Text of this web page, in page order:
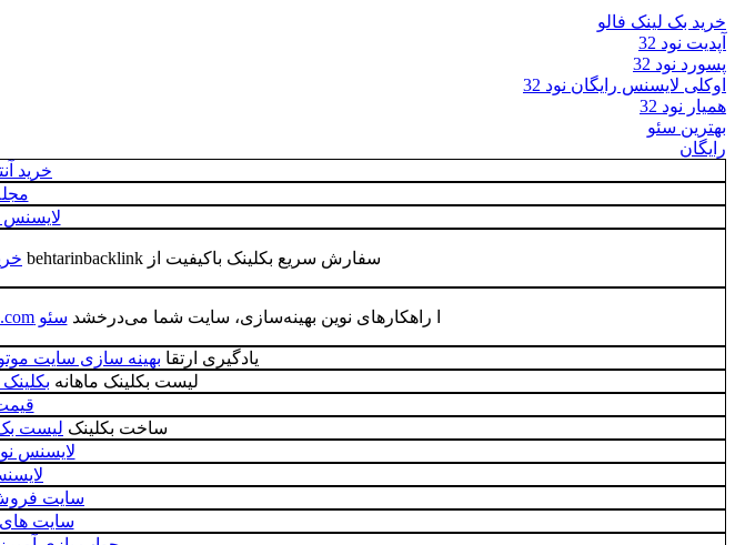
خرید بک لینک فالو
آپدیت نود 32
پسورد نود 32
اوکلی لایسنس رایگان نود 32
همیار نود 32
بهترین سئو
رایگان
خرید
لایسنس
سفارش سریع بکلینک باکیفیت از behtarinbacklink
ا راهکارهای نوین بهینه‌سازی، سایت شما می‌درخشد سئو behtarinseo.com
یادگیری ارتقا بهینه سازی سایت
لیست بکلینک ماهانه
قیمت
ساخت بکلینک لیست
لایسنس نود 32 ورژن
سایت فروش
سایت های